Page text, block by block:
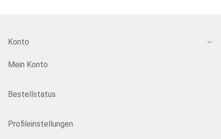
Konto
Mein Konto
Bestellstatus
Profileinstellungen